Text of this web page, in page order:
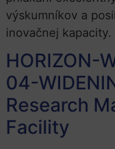
výskumníkov a
inovačnej kapacity.
HORIZON-
04-
Research
Facility